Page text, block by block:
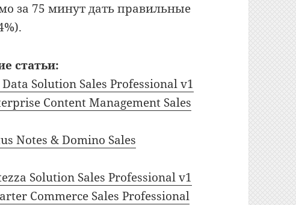
за 75 минут дать правильные
статьи:
Solution Sales Professional v1
Content Management Sales
Notes & Domino Sales
Solution Sales Professional v1
Commerce Sales Professional